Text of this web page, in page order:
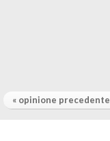
« opinione precedente